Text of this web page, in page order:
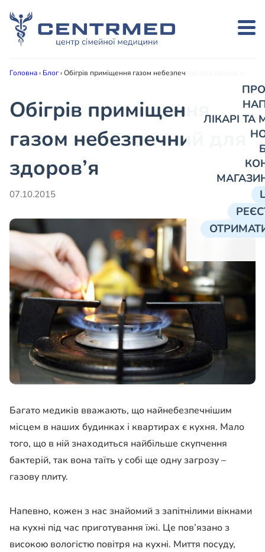
ЛІКАРІ
Головна› Блог›Обігрів приміщення газом небезпечний для здоров’я
Обігрів приміщення
газом небезпечний для
здоров’я
07.10.2015
Багато медиків вважають, що найнебезпечнішим
місцем в наших будинках і квартирах є кухня. Мало
того, що в ній знаходиться найбільше скупчення
бактерій, так вона таїть у собі ще одну загрозу –
газову плиту.
Напевно, кожен з нас знайомий з запітнілими вікнами
на кухні під час приготування їжі. Це пов’язано з
високою вологістю повітря на кухні. Миття посуду,